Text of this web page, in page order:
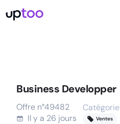
Business Developper
Offre n°49482
Il y a 26 jours
Catégorie
Ventes